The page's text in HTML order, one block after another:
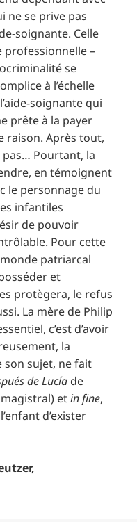
ne se prive pas
soignante. Celle
professionnelle –
se
à l’échelle
soignante qui
prête à la payer
raison. Après tout,
pas… Pourtant, la
en témoignent
le personnage du
infantiles
de pouvoir
Pour cette
patriarcal
et
protègera, le refus
La mère de Philip
c’est d’avoir
la
son sujet, ne fait
de Lucía de
magistral) etin fine,
d’exister